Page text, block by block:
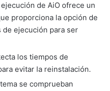
de AiO ofrece un
proporciona la opción de
ejecución para ser
los tiempos de
evitar la reinstalación.
se comprueban